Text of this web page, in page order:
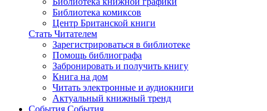
Библиотека комиксов
Центр Британской книги
Стать Читателем
Зарегистрироваться в библиотеке
Помощь библиографа
Забронировать и получить книгу
Книга на дом
Читать электронные и аудиокниги
Актуальный книжный тренд
События События